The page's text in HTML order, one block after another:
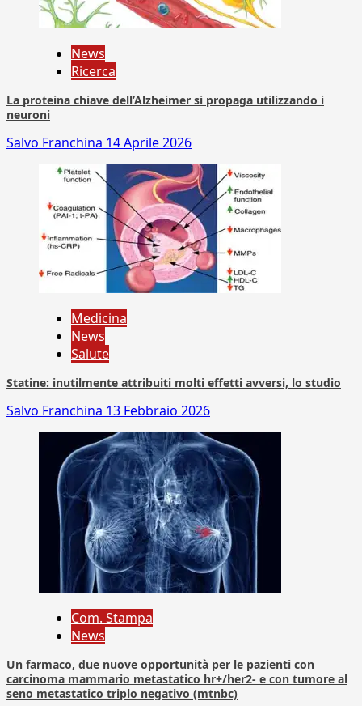
News
Ricerca
La proteina chiave dell’Alzheimer si propaga utilizzando i
neuroni
Salvo Franchina 14 Aprile 2026
Medicina
News
Salute
Statine: inutilmente attribuiti molti effetti avversi, lo studio
Salvo Franchina 13 Febbraio 2026
Com. Stampa
News
Un farmaco, due nuove opportunità per le pazienti con
carcinoma mammario metastatico hr+/her2- e con tumore al
seno metastatico triplo negativo (mtnbc)